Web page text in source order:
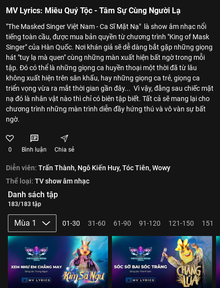
MV Lyrics: Miêu Quý Tộc - Tâm Sự Cùng Người Lạ
"The Masked Singer Việt Nam - Ca Sĩ Mặt Nạ" là show âm nhạc nổi
tiếng toàn cầu, được mua bản quyền từ chương trình "King of Mask
Singer" của Hàn Quốc. Nơi khán giả sẽ dễ dàng bắt gặp những giọng
hát "tuy lạ mà quen" cùng những màn xuất hiện bất ngờ trong mỗi
tập. Đó có thể là những giọng ca huyền thoại một thời đã từ lâu
không xuất hiện trên sân khấu, hay những giọng ca trẻ, giọng ca
triển vọng vừa ra mắt thời gian gần đây... Vì vậy, đằng sau chiếc mặt
nạ đó là nhân vật nào thì chỉ có biên tập biết. Tất cả sẽ mang lại cho
chương trình những màn trình diễn đầy hứng thú và vô vàn sự bất
ngờ.
0 Bình luận Chia sẻ
Diễn viên: Trấn Thành, Ngô Kiến Huy,Tóc Tiên,Wowy
Thể loại: TV show âm nhạc
Danh sách tập
183/183 tập
Mùa 1 01-30 31-60 61-90 91-120 121-150 151-